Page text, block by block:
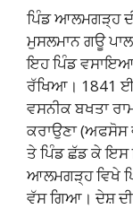
ਪਿੰਡ ਆਲਮਗੜ੍ਹ
ਮੁਸਲਮਾਨ ਗਊ
ਇਹ ਪਿੰਡ
ਰੱਖਿਆ। 1841 ਈ.
ਵਸਨੀਕ ਬਖਤਾ
ਕਰਾਉਣਾ (ਅਫਸੋਸ
ਤੇ ਪਿੰਡ ਛੱਡ ਕੇ ਇਸ
ਆਲਮਗੜ੍ਹ ਵਿਖੇ
ਵੱਸ ਗਿਆ। ਦੇਸ਼